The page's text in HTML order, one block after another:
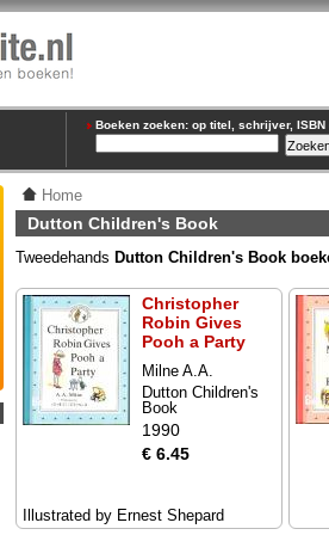
Boeken zoeken: op titel, schrijver, ISBN
Home
Dutton Children's Book
Tweedehands Dutton Children's Book
Christopher
Robin Gives
Pooh a Party
Milne A.A.
Dutton Children's
Book
1990
€ 6.45
Illustrated by Ernest Shepard